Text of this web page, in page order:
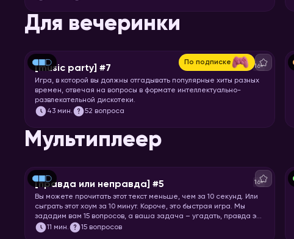
Для вечеринки
По подписке
[music party] #7 16+
Игра, в которой вы должны отгадывать популярные хиты разных
времен, отвечая на вопросы в формате интеллектуально-
развлекательной дискотеки.
43 мин. 52 вопроса
Мультиплеер
[правда или неправда] #5 16+
Вы можете прочитать этот текст меньше, чем за 10 секунд. Или
сыграть этот хоум за 10 минут. Короче, это быстрая игра. Мы
зададим вам 15 вопросов, а ваша задача – угадать, правда это
или нет.
11 мин. 15 вопросов